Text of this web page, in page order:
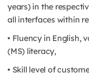
years) in the
all interfaces within
• Fluency in English,
(MS) literacy,
• Skill level of